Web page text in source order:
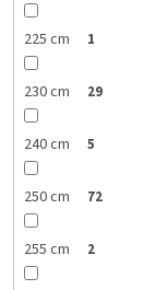
225 cm 1
230 cm 29
240 cm 5
250 cm 72
255 cm 2